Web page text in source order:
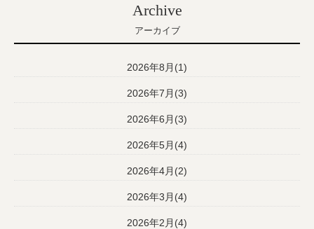
Archive
アーカイブ
2026年8月(1)
2026年7月(3)
2026年6月(3)
2026年5月(4)
2026年4月(2)
2026年3月(4)
2026年2月(4)